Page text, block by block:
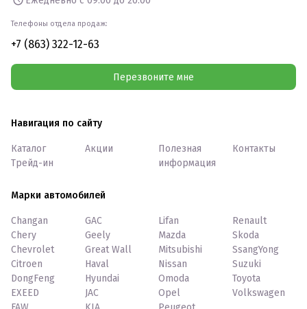
Телефоны отдела продаж:
+7 (863) 322-12-63
Перезвоните мне
Навигация по сайту
Каталог
Трейд-ин
Акции
Полезная
информация
Контакты
Марки автомобилей
Changan
Chery
Chevrolet
Citroen
DongFeng
EXEED
GAC
Geely
Great Wall
Haval
Hyundai
JAC
Lifan
Mazda
Mitsubishi
Nissan
Omoda
Opel
Renault
Skoda
SsangYong
Suzuki
Toyota
Volkswagen